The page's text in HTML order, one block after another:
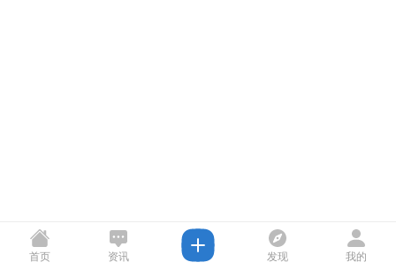
首页 资讯 发现 我的